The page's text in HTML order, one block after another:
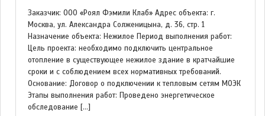
Заказчик: ООО «Роял Фэмили Клаб» Адрес объекта: г.
Москва, ул. Александра Солженицына, д. 36, стр. 1
Назначение объекта: Нежилое Период выполнения работ:
Цель проекта: необходимо подключить центральное
отопление в существующее нежилое здание в кратчайшие
сроки и с соблюдением всех нормативных требований.
Основание: Договор о подключении к тепловым сетям МОЭК
Этапы выполнения работ: Проведено энергетическое
обследование […]